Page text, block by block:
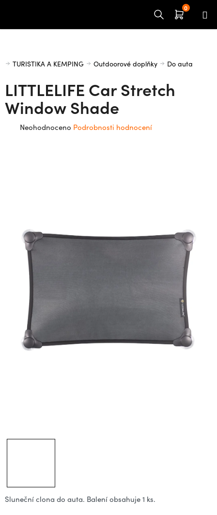
Domů
TURISTIKA A KEMPING Outdoorové doplňky Do auta
Sluneční clona do auta. Balení obsahuje 1 ks.
LITTLELIFE Car Stretch
Window Shade
Průměrné
Neohodnoceno Podrobnosti hodnocení